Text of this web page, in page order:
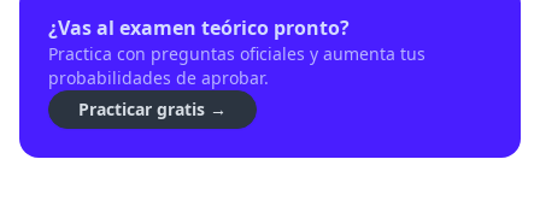
¿Vas al examen teórico pronto?
Practica con preguntas oficiales y aumenta tus
probabilidades de aprobar.
Practicar gratis →